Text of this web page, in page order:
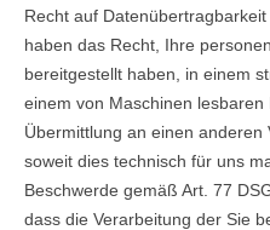
Recht auf
haben das Recht, Ihre
bereitgestellt haben, in einem
einem von Maschinen
Übermittlung an einen anderen
soweit dies technisch für uns
Beschwerde gemäß Art. 77
dass die Verarbeitung der Sie